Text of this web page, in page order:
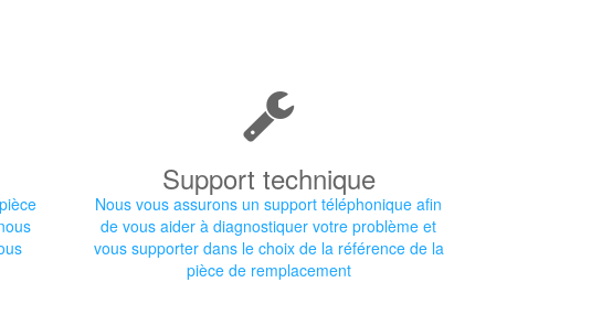
Support technique
Nous vous assurons un support téléphonique afin
de vous aider à diagnostiquer votre problème et
vous supporter dans le choix de la référence de la
pièce de remplacement